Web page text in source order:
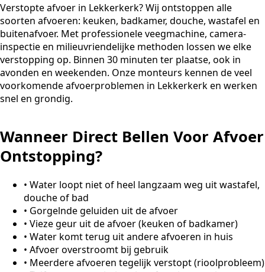
Verstopte afvoer in Lekkerkerk? Wij ontstoppen alle
soorten afvoeren: keuken, badkamer, douche, wastafel en
buitenafvoer. Met professionele veegmachine, camera-
inspectie en milieuvriendelijke methoden lossen we elke
verstopping op. Binnen 30 minuten ter plaatse, ook in
avonden en weekenden. Onze monteurs kennen de veel
voorkomende afvoerproblemen in Lekkerkerk en werken
snel en grondig.
Wanneer Direct Bellen Voor Afvoer
Ontstopping?
• Water loopt niet of heel langzaam weg uit wastafel,
douche of bad
• Gorgelnde geluiden uit de afvoer
• Vieze geur uit de afvoer (keuken of badkamer)
• Water komt terug uit andere afvoeren in huis
• Afvoer overstroomt bij gebruik
• Meerdere afvoeren tegelijk verstopt (rioolprobleem)